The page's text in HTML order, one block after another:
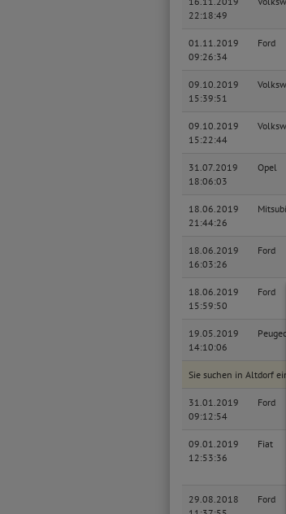
22:18:49
01.11.2019
09:26:34
Ford
09.10.2019
15:39:51
09.10.2019
15:22:44
31.07.2019
18:06:03
Opel
18.06.2019
21:44:26
18.06.2019
16:03:26
Ford
18.06.2019
15:59:50
Ford
19.05.2019
14:10:06
Peugeot
Sie suchen in Altdorf
31.01.2019
09:12:54
Ford
09.01.2019
12:53:36
Fiat
29.08.2018
Ford